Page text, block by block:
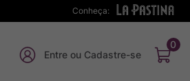
Conheça:
0